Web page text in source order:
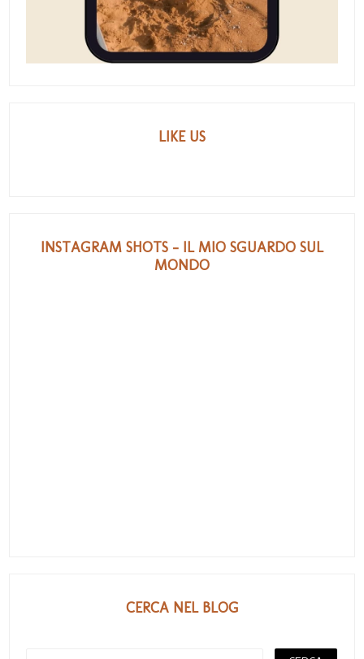
LIKE US
INSTAGRAM SHOTS - IL MIO SGUARDO SUL
MONDO
CERCA NEL BLOG